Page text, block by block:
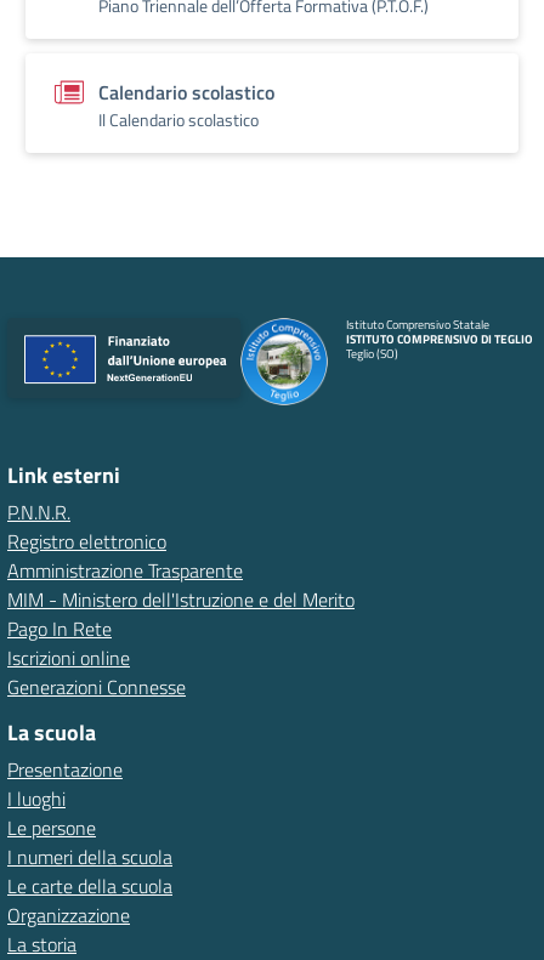
Piano Triennale dell’Offerta Formativa (P.T.O.F.)
Calendario scolastico
Il Calendario scolastico
Istituto Comprensivo Statale
ISTITUTO COMPRENSIVO DI TEGLIO
Teglio (SO)
Link esterni
P.N.N.R.
Registro elettronico
Amministrazione Trasparente
MIM - Ministero dell'Istruzione e del Merito
Pago In Rete
Iscrizioni online
Generazioni Connesse
La scuola
Presentazione
I luoghi
Le persone
I numeri della scuola
Le carte della scuola
Organizzazione
La storia